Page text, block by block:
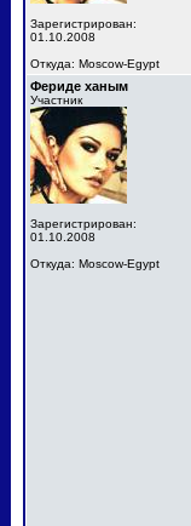
Зарегистрирован:
01.10.2008
Откуда: Moscow-Egypt
Фериде ханым
Участник
Зарегистрирован:
01.10.2008
Откуда: Moscow-Egypt